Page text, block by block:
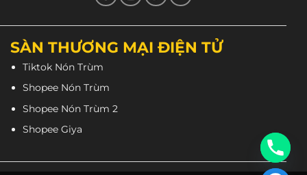
SÀN THƯƠNG MẠI ĐIỆN TỬ
Tiktok Nón Trùm
Shopee Nón Trùm
Shopee Nón Trùm 2
Shopee Giya